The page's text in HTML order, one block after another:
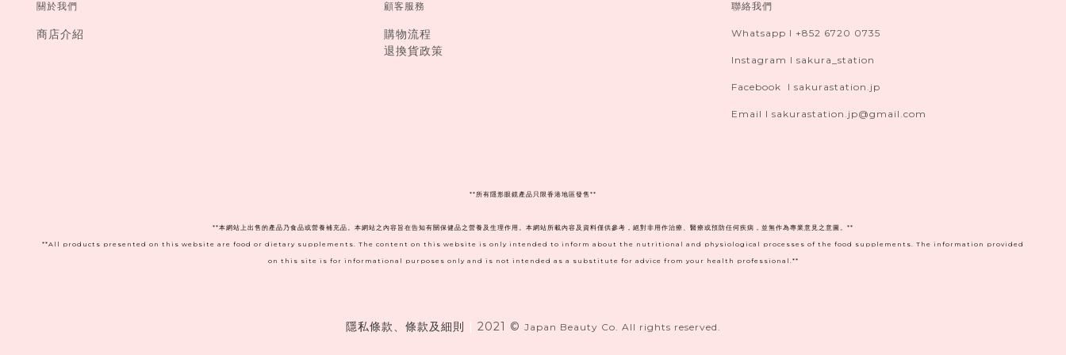
關於我們
商店介紹
顧客服務
購物流程
退換貨政策
聯絡我們
Whatsapp I +852 6720 0735
Instagram I sakura_station
Facebook I sakurastation.jp
Email I sakurastation.jp@gmail.com
** 所有隱形眼鏡產品只限香港地區發售**
**本網站上出售的產品乃食品或營養補充品。本網站之內容旨在告知有關保健品之營養及生理作用。本網站所載內容及資料僅供參考，絕對非用作治療、醫療或預防任何疾病，並無作為專業意見之意圖。**
**All products presented on this website are food or dietary supplements. The content on this website is only intended to inform about the nutritional and physiological processes of the food supplements. The information provided
on this site is for informational purposes only and is not intended as a substitute for advice from your health professional.**
隱私條款、條款及細則 2021 © Japan Beauty Co. All rights reserved.